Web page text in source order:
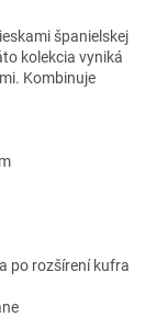
španielskej
kolekcia vyniká
Kombinuje
po rozšírení kufra